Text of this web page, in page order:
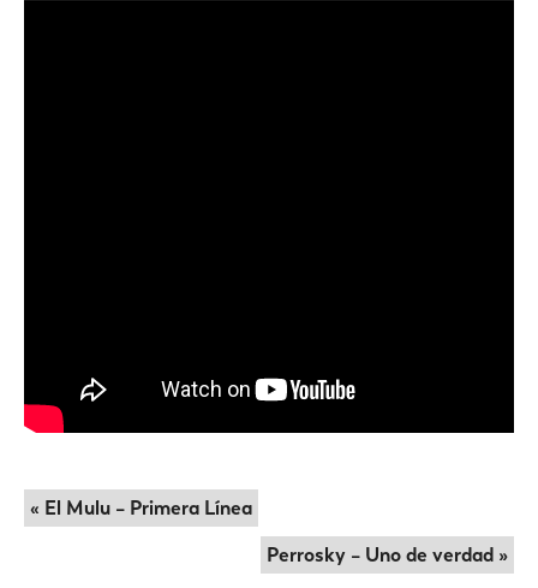
« El Mulu – Primera Línea
Perrosky – Uno de verdad »